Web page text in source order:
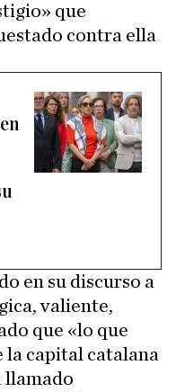
que
contra ella
en su discurso a
valiente,
que «lo que
la capital catalana
llamado